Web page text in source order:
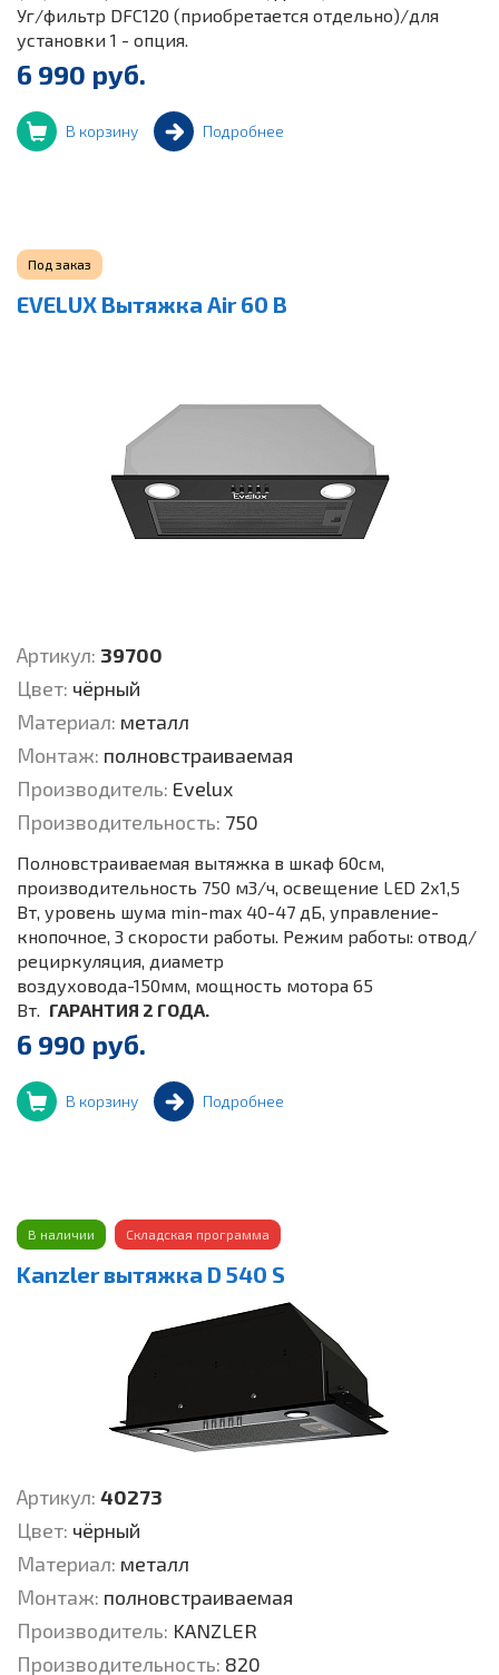
Уг/фильтр DFC120 (приобретается отдельно)/для
установки 1 - опция.
6 990 руб.
В корзину Подробнее
Под заказ
EVELUX Вытяжка Air 60 B
Артикул: 39700
Цвет: чёрный
Материал: металл
Монтаж: полновстраиваемая
Производитель: Evelux
Производительность: 750
Полновстраиваемая вытяжка в шкаф 60см,
производительность 750 м3/ч, освещение LED 2х1,5
Вт, уровень шума min-max 40-47 дБ, управление-
кнопочное, 3 скорости работы. Режим работы: отвод/
рециркуляция, диаметр
воздуховода-150мм, мощность мотора 65
Вт. ГАРАНТИЯ 2 ГОДА.
6 990 руб.
В корзину Подробнее
В наличии Складская программа
Kanzler вытяжка D 540 S
Артикул: 40273
Цвет: чёрный
Материал: металл
Монтаж: полновстраиваемая
Производитель: KANZLER
Производительность: 820